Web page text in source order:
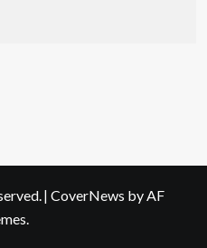
| CoverNews by AF